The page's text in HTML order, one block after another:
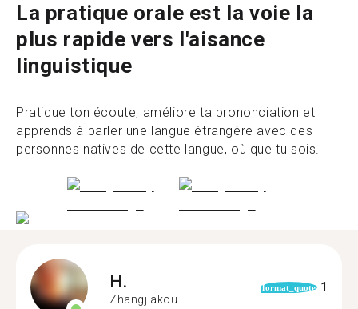
La pratique orale est la voie la
plus rapide vers l'aisance
linguistique
Pratique ton écoute, améliore ta prononciation et
apprends à parler une langue étrangère avec des
personnes natives de cette langue, où que tu sois.
H.
Zhangjiakou
format_quote 1